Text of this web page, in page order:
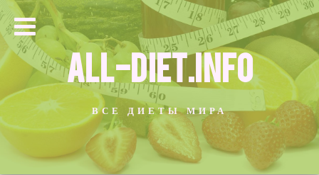
ALL-DIET.INFO
ВСЕ ДИЕТЫ МИРА